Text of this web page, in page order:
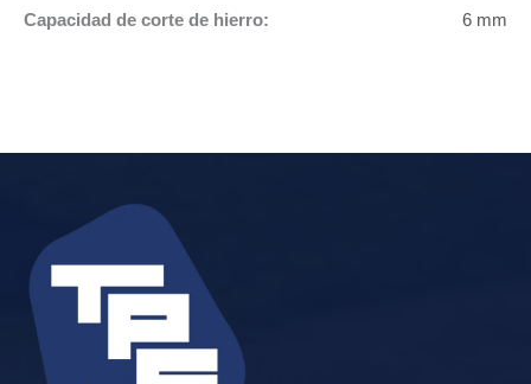
Capacidad de corte de hierro:
6 mm